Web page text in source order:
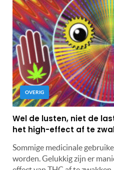
OVERIG
Wel de lusten, niet de
het high-effect af te
Sommige medicinale
worden. Gelukkig zijn er